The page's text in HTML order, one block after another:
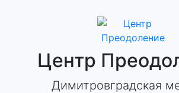
Центр
Димитровградская